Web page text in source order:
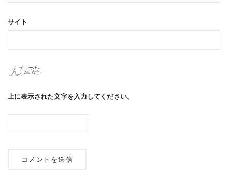
サイト
上に表示された文字を入力してください。